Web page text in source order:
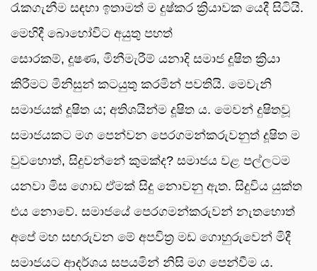
රැකගැනීම සඳහා ඉතාමත් ම දුෂ්කර ක්‍රියාවක යෙදී සිටියි.
මෙහිදී බොහෝවිට අයුතු පහත්
සොරකම්, දූෂණ, මිනීමැරීම් යනාදි සමාජ දූෂිත ක්‍රියා
කිරීමට මිනිසුන් කටයුතු කරමින් පවතියි. මෙවැනි
සමාජයක් දූෂිත ය; අතිශයින්ම දූෂිත ය. මෙවන් දුෂිතවූ
සමාජයකට මග පෙන්වන පෙරගමන්කරුවනුත් දූෂිත ම
වුවහොත්, සිදුවන්නේ කුමක්ද? සමාජය වළ පල්ලටම
යනවා මිස ගොඩ ඒමක් සිදු නොවනු ඇත. සිදුවිය යුක්ත
එය නොවේ. සමාජයේ පෙරගමන්කරුවන් නැතහොත්
අපේ මහ සඟරුවන මේ අපවිත්‍ර මඩ ගොහුරුවෙන් මිදී
සමාජයට ආදර්ශය සපයමින් නිසි මග පෙන්වීම ය.